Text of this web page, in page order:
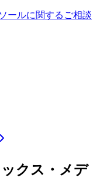
ールに関するご相談
クス・メデ